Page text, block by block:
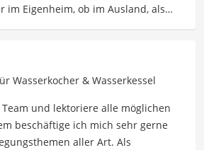
im Eigenheim, ob im Ausland, als
ich über Produkte und
erleichtern und praktische
Haushalt bieten.
Vergleich ist aus unserer Sicht
fürTeetrinkerundFamilien
Wasserkocher & Wasserkessel
und lektoriere alle möglichen
beschäftige ich mich sehr gerne
aller Art. Als